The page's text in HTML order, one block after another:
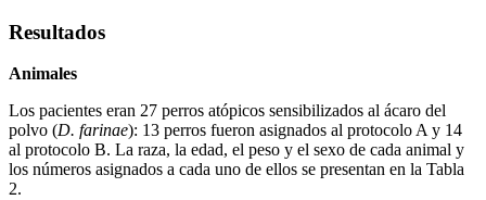
Resultados
Animales
Los pacientes eran 27 perros atópicos sensibilizados al ácaro del
polvo (D. farinae): 13 perros fueron asignados al protocolo A y 14
al protocolo B. La raza, la edad, el peso y el sexo de cada animal y
los números asignados a cada uno de ellos se presentan en la Tabla
2.